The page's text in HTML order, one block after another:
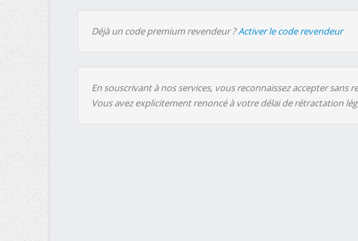
Déjà un code premium revendeur ?Activer le code revendeur
En souscrivant à nos services, vous reconnaissez accepter
Vous avez explicitement renoncé à votre délai de rétractation